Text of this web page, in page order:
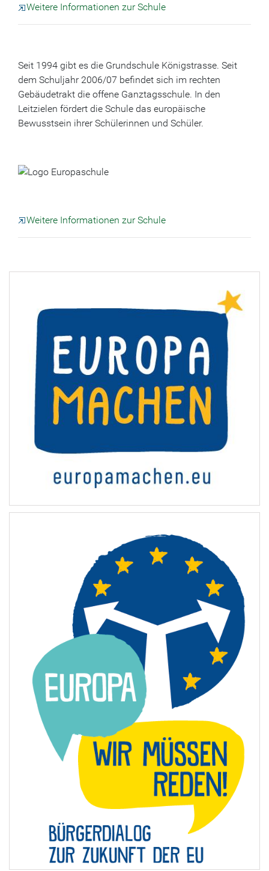
Weitere Informationen zur Schule
Seit 1994 gibt es die Grundschule Königstrasse. Seit
dem Schuljahr 2006/07 befindet sich im rechten
Gebäudetrakt die offene Ganztagsschule. In den
Leitzielen fördert die Schule das europäische
Bewusstsein ihrer Schülerinnen und Schüler.
Weitere Informationen zur Schule